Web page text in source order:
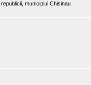
municipiul Chisinau